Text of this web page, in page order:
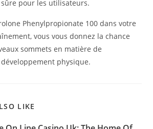
pour les utilisateurs.
Phenylpropionate 100 dans votre
vous vous donnez la chance
sommets en matière de
physique.
LIKE